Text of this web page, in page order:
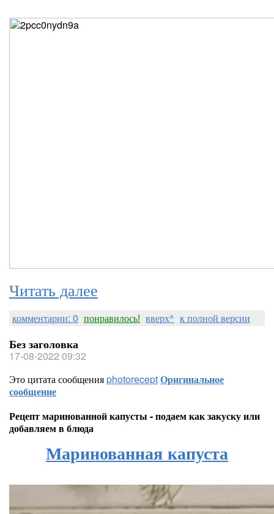
Читать далее
комментарии: 0 понравилось! вверх^ к полной версии
Без заголовка
17-08-2022 09:32
Это цитата сообщенияphotoreceptОригинальное
сообщение
Рецепт маринованной капусты - подаем как закуску или
добавляем в блюда
Маринованная капуста